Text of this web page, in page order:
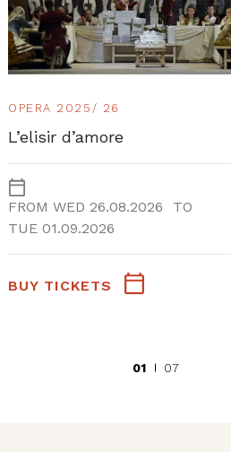
OPERA 2025/ 26
L’elisir d’amore
FROM WED 26.08.2026
TO
TUE 01.09.2026
BUY TICKETS
01 07